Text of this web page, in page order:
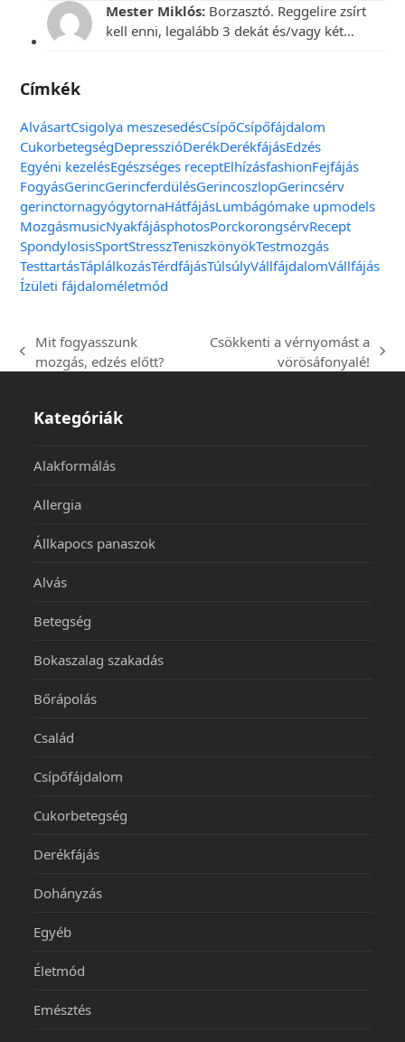
Mester Miklós: Borzasztó. Reggelire zsírt
kell enni, legalább 3 dekát és/vagy két…
Címkék
AlvásartCsigolya meszesedésCsípőCsípőfájdalom
CukorbetegségDepresszióDerékDerékfájásEdzés
Egyéni kezelésEgészséges receptElhízásfashionFejfájás
FogyásGerincGerincferdülésGerincoszlopGerincsérv
gerinctornagyógytornaHátfájásLumbágómake upmodels
MozgásmusicNyakfájásphotosPorckorongsérvRecept
SpondylosisSportStresszTeniszkönyökTestmozgás
TesttartásTáplálkozásTérdfájásTúlsúlyVállfájdalomVállfájás
Ízületi fájdaloméletmód
Mit fogyasszunk
mozgás, edzés előtt?
Csökkenti a vérnyomást a
vörösáfonyalé!
Kategóriák
Alakformálás
Allergia
Állkapocs panaszok
Alvás
Betegség
Bokaszalag szakadás
Bőrápolás
Család
Csípőfájdalom
Cukorbetegség
Derékfájás
Dohányzás
Egyéb
Életmód
Emésztés